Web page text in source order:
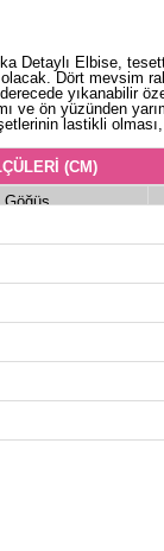
Detaylı Elbise,
Dört mevsim
yıkanabilir
ve ön yüzünden
lastikli olması,
(CM)
Göğüs
104